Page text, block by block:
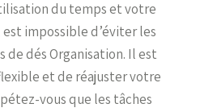
du temps et votre
impossible d’éviter les
dés Organisation. Il est
et de réajuster votre
vous que les tâches